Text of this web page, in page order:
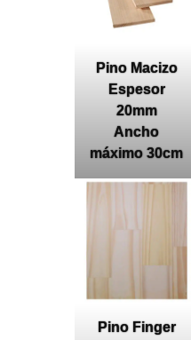
Pino Macizo
Espesor
20mm
Ancho
máximo 30cm
Pino Finger